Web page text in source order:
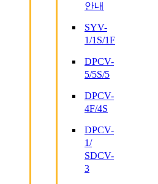
안내
SYV-
1/1S/1F
DPCV-
5/5S/5
DPCV-
4F/4S
DPCV-
1/
SDCV-
3